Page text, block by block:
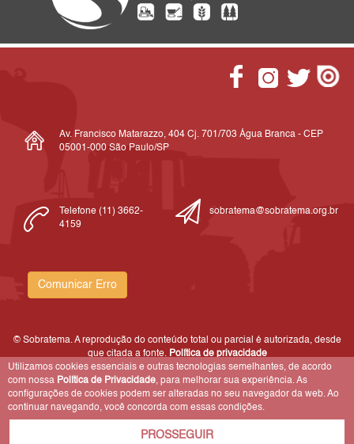
Av. Francisco Matarazzo, 404 Cj. 701/703 Água Branca - CEP
05001-000 São Paulo/SP
Telefone (11) 3662-
4159
sobratema@sobratema.org.br
Comunicar Erro
© Sobratema. A reprodução do conteúdo total ou parcial é autorizada, desde
que citada a fonte. Política de privacidade
Utilizamos cookies essenciais e outras tecnologias semelhantes, de acordo
com nossa Política de Privacidade, para melhorar sua experiência. As
configurações de cookies podem ser alteradas no seu navegador da web. Ao
continuar navegando, você concorda com essas condições.
PROSSEGUIR